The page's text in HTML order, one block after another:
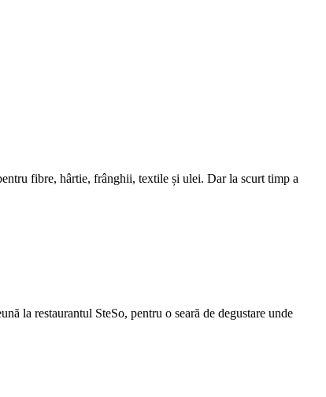
fibre, hârtie, frânghii, textile și ulei. Dar la scurt timp a
la restaurantul SteSo, pentru o seară de degustare unde